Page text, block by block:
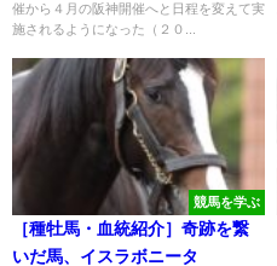
催から４月の阪神開催へと日程を変えて実
施されるようになった（２０...
競馬を学ぶ
［種牡馬・血統紹介］奇跡を繋
いだ馬、イスラボニータ